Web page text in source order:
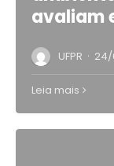
avaliam
UFPR · 24/
Leia mais